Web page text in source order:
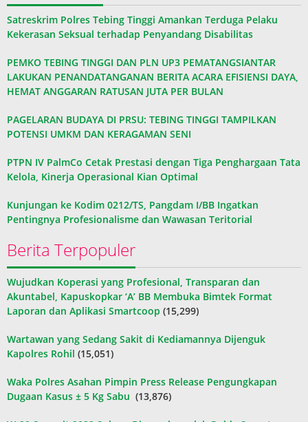
Satreskrim Polres Tebing Tinggi Amankan Terduga Pelaku
Kekerasan Seksual terhadap Penyandang Disabilitas
PEMKO TEBING TINGGI DAN PLN UP3 PEMATANGSIANTAR
LAKUKAN PENANDATANGANAN BERITA ACARA EFISIENSI DAYA,
HEMAT ANGGARAN RATUSAN JUTA PER BULAN
PAGELARAN BUDAYA DI PRSU: TEBING TINGGI TAMPILKAN
POTENSI UMKM DAN KERAGAMAN SENI
PTPN IV PalmCo Cetak Prestasi dengan Tiga Penghargaan Tata
Kelola, Kinerja Operasional Kian Optimal
Kunjungan ke Kodim 0212/TS, Pangdam I/BB Ingatkan
Pentingnya Profesionalisme dan Wawasan Teritorial
Berita Terpopuler
Wujudkan Koperasi yang Profesional, Transparan dan
Akuntabel, Kapuskopkar ‘A’ BB Membuka Bimtek Format
Laporan dan Aplikasi Smartcoop (15,299)
Wartawan yang Sedang Sakit di Kediamannya Dijenguk
Kapolres Rohil (15,051)
Waka Polres Asahan Pimpin Press Release Pengungkapan
Dugaan Kasus ± 5 Kg Sabu (13,876)